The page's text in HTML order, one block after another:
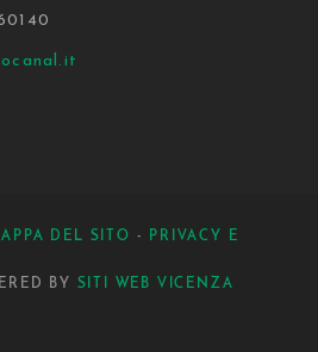
DEL SITO - PRIVACY E
BY SITI WEB VICENZA